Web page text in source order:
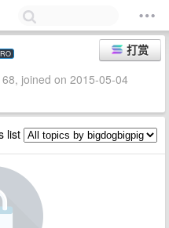
打赏
joined on 2015-05-04
list